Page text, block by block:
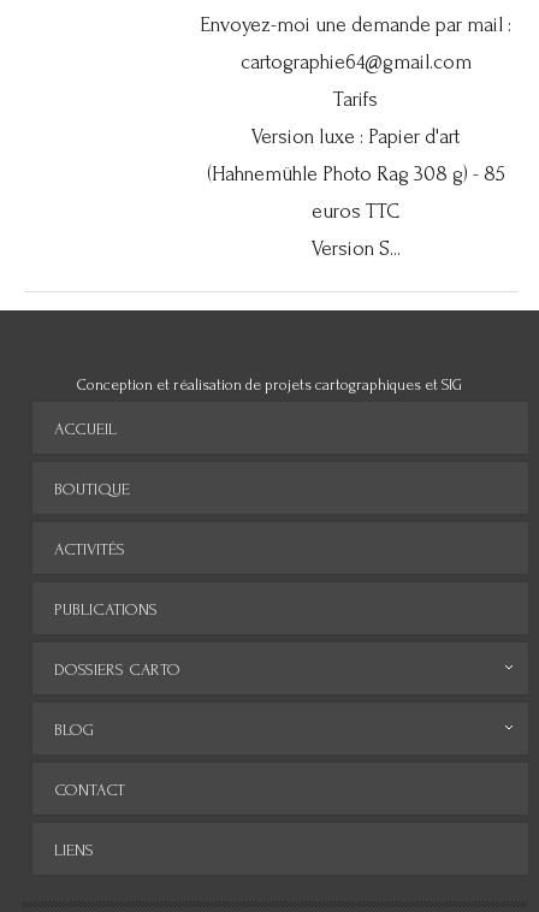
Envoyez-moi une demande par mail :
cartographie64@gmail.com
Tarifs
Version luxe : Papier d'art
(Hahnemühle Photo Rag 308 g) - 85
euros TTC
Version S...
Conception et réalisation de projets cartographiques et SIG
ACCUEIL
BOUTIQUE
ACTIVITÉS
PUBLICATIONS
DOSSIERS CARTO
Monde
BLOG
Archives
CONTACT
LIENS